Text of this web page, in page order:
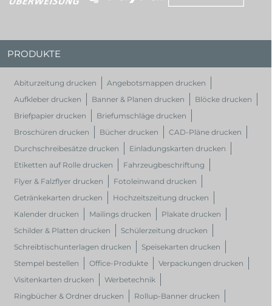
PRODUKTE
Abiturzeitung drucken
Angebotsmappen drucken
Aufkleber drucken
Banner & Planen drucken
Blöcke drucken
Briefpapier drucken
Briefumschläge drucken
Broschüren drucken
Bücher drucken
CAD-Pläne drucken
Durchschreibesätze drucken
Einladungskarten drucken
Etiketten auf Rolle drucken
Fahrzeugbeschriftung
Flyer & Falzflyer drucken
Fotoleinwand drucken
Getränkekarten drucken
Hochzeitszeitung drucken
Kalender drucken
Mailings drucken
Plakate drucken
Schilder & Platten drucken
Schülerzeitung drucken
Schreibtischunterlagen drucken
Speisekarten drucken
Stempel bestellen
Office-Produkte
Verpackungen drucken
Visitenkarten drucken
Werbetechnik
Ringbücher & Ordner drucken
Rollup-Banner drucken